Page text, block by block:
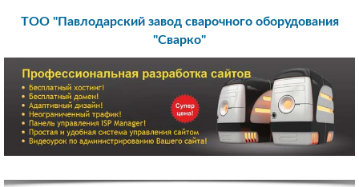
ТОО "Павлодарский завод сварочного оборудования
"Сварко"